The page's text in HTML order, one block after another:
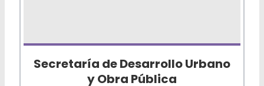
Secretaría de Desarrollo Urbano
y Obra Pública